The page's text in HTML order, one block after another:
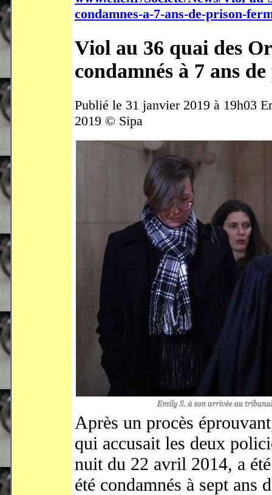
condamnes-a-7-ans-de-prison-
Viol au 36 quai des
condamnés à 7 ans
Publié le 31 janvier 2019 à 19h03
2019 © Sipa
Après un procès
qui accusait les deux
nuit du 22 avril 2014, a
été condamnés à sept ans